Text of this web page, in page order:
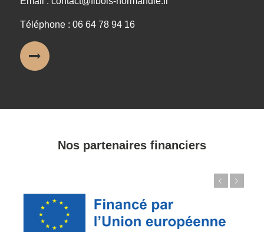
Téléphone : 06 64 78 94 16
Nos partenaires financiers